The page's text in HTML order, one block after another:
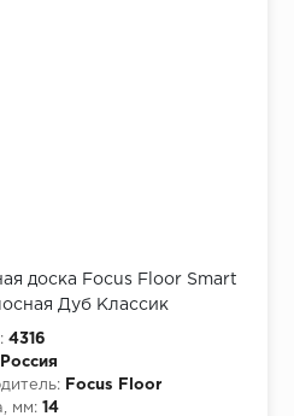
доска Focus Floor Smart
Дуб Классик
4316
Россия
Focus Floor
мм: 14